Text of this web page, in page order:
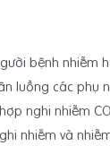
bệnh nhiễm
luồng các
nghi nhiễm
nhiễm và